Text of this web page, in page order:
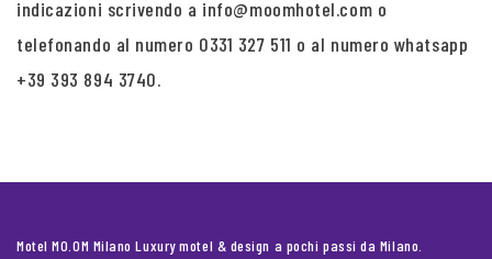
indicazioni scrivendo a info@moomhotel.com o
telefonando al numero 0331 327 511 o al numero whatsapp
+39 393 894 3740.
Motel MO.OM Milano Luxury motel & design a pochi passi da Milano.